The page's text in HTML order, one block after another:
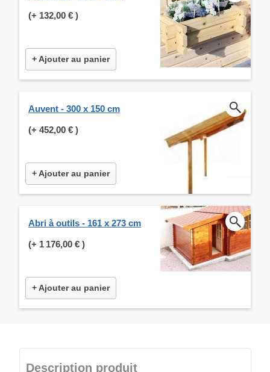
(+ 132,00 € )
+ Ajouter au panier
Auvent - 300 x 150 cm
(+ 452,00 € )
+ Ajouter au panier
Abri à outils - 161 x 273 cm
(+ 1 176,00 € )
+ Ajouter au panier
Description produit